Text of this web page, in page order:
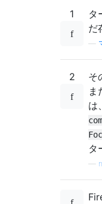
1
タ
だ
2
そ
ま
は
タ